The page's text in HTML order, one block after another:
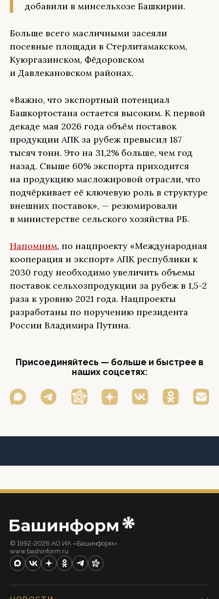
добавили в минсельхозе Башкирии.
Больше всего масличными засеяли
посевные площади в Стерлитамакском,
Куюргазинском, Фёдоровском
и Давлекановском районах.
«Важно, что экспортный потенциал
Башкортостана остается высоким. К первой
декаде мая 2026 года объём поставок
продукции АПК за рубеж превысил 187
тысяч тонн. Это на 31,2% больше, чем год
назад. Свыше 60% экспорта приходится
на продукцию масложировой отрасли, что
подчёркивает её ключевую роль в структуре
внешних поставок», — резюмировали
в министерстве сельского хозяйства РБ.
Напомним, по нацпроекту «Международная
кооперация и экспорт» АПК республики к
2030 году необходимо увеличить объемы
поставок сельхозпродукции за рубеж в 1,5-2
раза к уровню 2021 года. Нацпроекты
разработаны по поручению президента
России Владимира Путина.
Присоединяйтесь — больше и быстрее в
наших соцсетях:
© 1992-2026 АО ИА «Башинформ».
www.bashinform.ru